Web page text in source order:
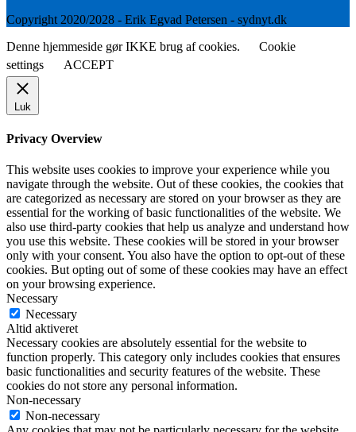
Copyright 2020/2028 - Erik Egvad Petersen - sydnyt.dk
Denne hjemmeside gør IKKE brug af cookies.
Cookie
settings
ACCEPT
Luk
Privacy Overview
This website uses cookies to improve your experience while you
navigate through the website. Out of these cookies, the cookies that
are categorized as necessary are stored on your browser as they are
essential for the working of basic functionalities of the website. We
also use third-party cookies that help us analyze and understand how
you use this website. These cookies will be stored in your browser
only with your consent. You also have the option to opt-out of these
cookies. But opting out of some of these cookies may have an effect
on your browsing experience.
Necessary
Necessary
Altid aktiveret
Necessary cookies are absolutely essential for the website to
function properly. This category only includes cookies that ensures
basic functionalities and security features of the website. These
cookies do not store any personal information.
Non-necessary
Non-necessary